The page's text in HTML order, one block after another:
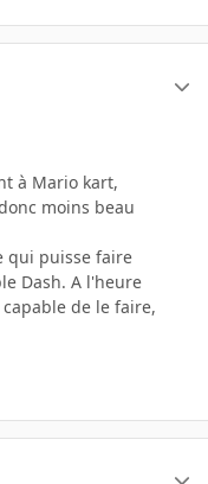
à Mario kart,
moins beau
qui puisse faire
Dash. A l'heure
de le faire,